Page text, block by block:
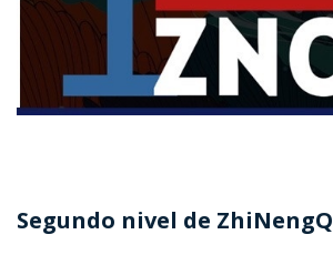
Segundo nivel de